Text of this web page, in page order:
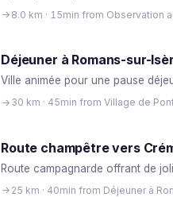
8.0 km · 15min from Observation
Déjeuner à Romans-sur-
Ville animée pour une pause
30 km · 45min from Village de
Route champêtre vers
Route campagnarde offrant de
25 km · 40min from Déjeuner à